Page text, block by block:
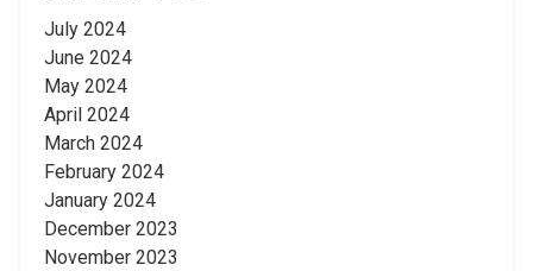
July 2024
June 2024
May 2024
April 2024
March 2024
February 2024
January 2024
December 2023
November 2023